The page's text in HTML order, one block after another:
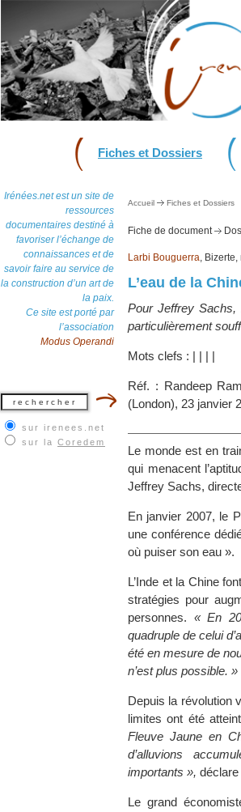
Fiches et Dossiers
Irénées.net est un site de
ressources
documentaires destiné à
favoriser l’échange de
connaissances et de
savoir faire au service de
la construction d’un art de
la paix.
Ce site est porté par
l’association
Modus Operandi
sur irenees.net
sur la Coredem
Accueil Fiches et Dossiers
Fiche de document
Larbi Bouguerra, Bizerte,
L’eau de la
Pour Jeffrey Sachs,
particulièrement
Mots clefs : | | | |
Réf. : Randeep
(London), 23 janvier
Le monde est en
qui menacent
Jeffrey Sachs,
En janvier 2007, le
une conférence
où puiser son eau ».
L’Inde et la Chine
stratégies pour
personnes. « En
quadruple de celui
été en mesure de
n’est plus possible. »
Depuis la révolution
limites ont été
Fleuve Jaune en
d’alluvions
importants »,
Le grand